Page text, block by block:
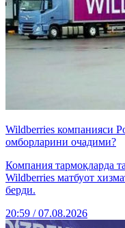
Wildberries компанияси
омборларини очадими?
Компания тармоқларда
Wildberries матбуот
берди.
20:59 / 07.08.2026